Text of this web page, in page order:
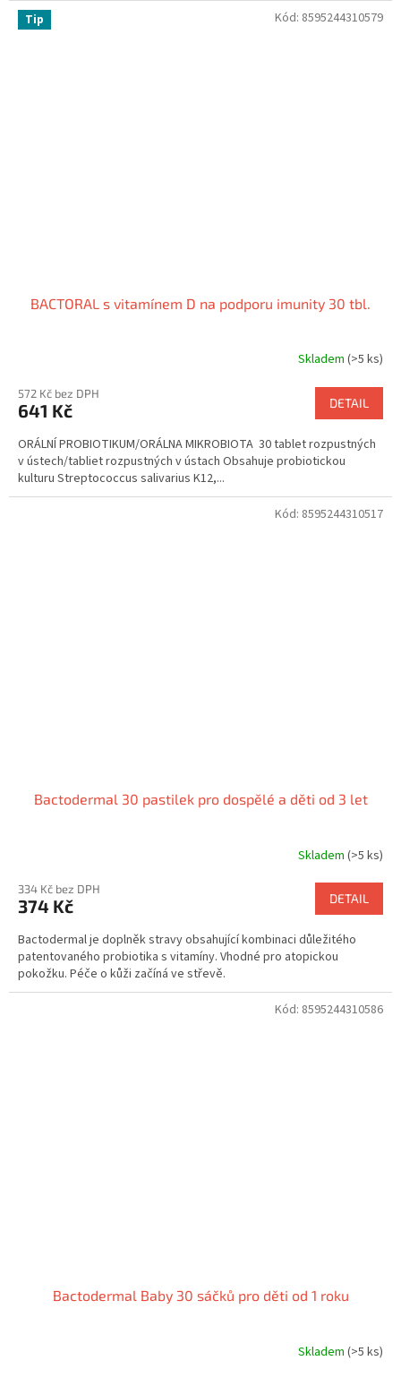
Tip
BACTORAL s vitamínem D na podporu imunity 30 tbl.
produktu
je
z
5
hvězdiček.
Skladem(>5 ks)
572 Kč bez DPH
641 Kč DETAIL
ORÁLNÍ PROBIOTIKUM/ORÁLNA MIKROBIOTA 30 tablet rozpustných
v ústech/tabliet rozpustných v ústach Obsahuje probiotickou
kulturu Streptococcus salivarius K12,...
Kód: 8595244310579
Bactodermal 30 pastilek pro dospělé a děti od 3 let
produktu
je
z
5
hvězdiček.
Skladem(>5 ks)
334 Kč bez DPH
374 Kč DETAIL
Bactodermal je doplněk stravy obsahující kombinaci důležitého
patentovaného probiotika s vitamíny. Vhodné pro atopickou
pokožku. Péče o kůži začíná ve střevě.
Kód: 8595244310517
Bactodermal Baby 30 sáčků pro děti od 1 roku
Skladem (>5 ks)
Kód: 8595244310586